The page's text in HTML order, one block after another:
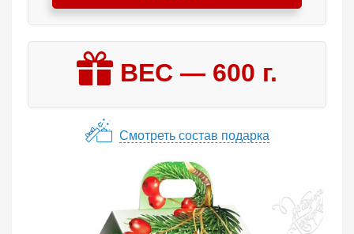
ВЕС — 600 г.
Смотреть состав подарка